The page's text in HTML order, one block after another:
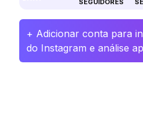
SEGUIDORES
+ Adicionar conta para
do Instagram e análise